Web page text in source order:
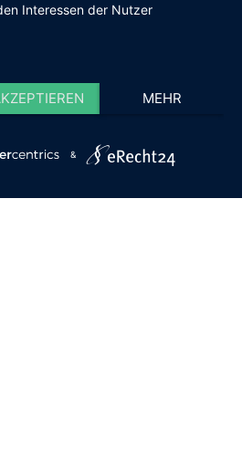
Interessen der Nutzer
MEHR
&